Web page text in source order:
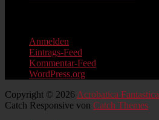
Anmelden
Eintrags-Feed
Kommentar-Feed
WordPress.org
Copyright © 2026 Acrobatica Fantastica
Catch Responsive von Catch Themes